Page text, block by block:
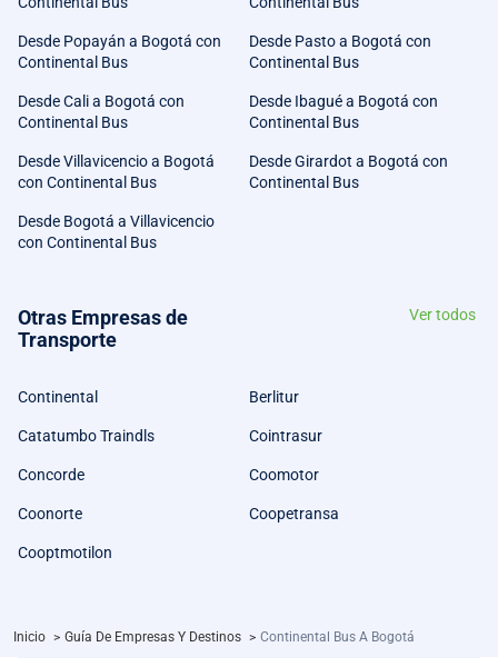
Desde Popayán a Bogotá con
Continental Bus
Desde Pasto a Bogotá con
Continental Bus
Desde Cali a Bogotá con
Continental Bus
Desde Ibagué a Bogotá con
Continental Bus
Desde Villavicencio a Bogotá
con Continental Bus
Desde Girardot a Bogotá con
Continental Bus
Desde Bogotá a Villavicencio
con Continental Bus
Otras Empresas de
Transporte
Ver todos
Continental Berlitur
Catatumbo Traindls Cointrasur
Concorde Coomotor
Coonorte Coopetransa
Cooptmotilon
Inicio > Guía De Empresas Y Destinos > Continental Bus A Bogotá